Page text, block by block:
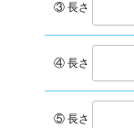
③ 長さ
④ 長さ
⑤ 長さ